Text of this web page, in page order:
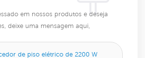
em nossos produtos e deseja
deixe uma mensagem aqui,
de piso elétrico de 2200 W